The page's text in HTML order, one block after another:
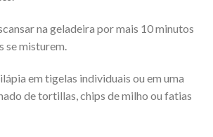
na geladeira por mais 10 minutos
se misturem.
em tigelas individuais ou em uma
de tortillas, chips de milho ou fatias